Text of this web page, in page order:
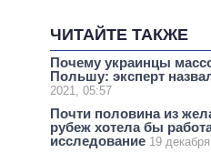
ЧИТАЙТЕ ТАКЖЕ
Почему украинцы
Польшу: эксперт
2021, 05:57
Почти половина из
рубеж хотела бы
исследование 19